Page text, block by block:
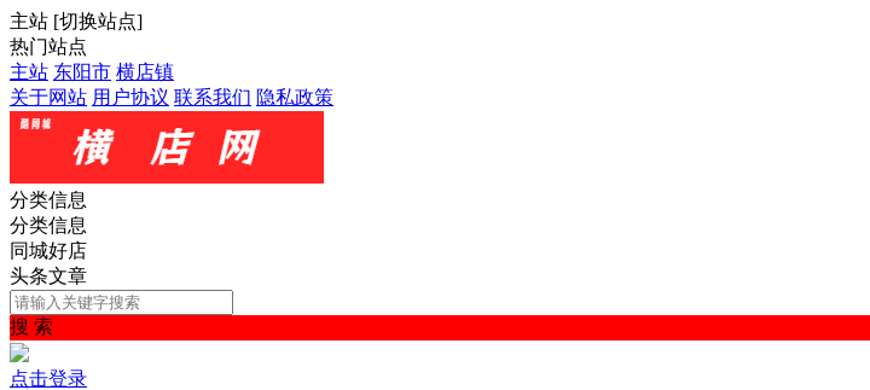
主站 [切换站点]
热门站点
主站 东阳市 横店镇
关于网站 用户协议 联系我们 隐私政策
分类信息
分类信息
同城好店
头条文章
搜 索
点击登录